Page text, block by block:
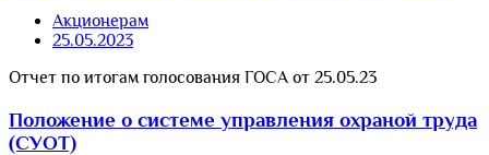
Акционерам
25.05.2023
Отчет по итогам голосования ГОСА от 25.05.23
Положение о системе управления охраной труда
(СУОТ)